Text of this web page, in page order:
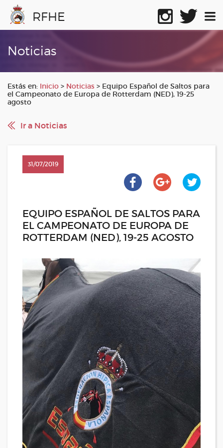
RFHE
Noticias
Estás en: Inicio > Noticias > Equipo Español de Saltos para
el Campeonato de Europa de Rotterdam (NED), 19-25
agosto
Ir a Noticias
31/07/2019
EQUIPO ESPAÑOL DE SALTOS PARA
EL CAMPEONATO DE EUROPA DE
ROTTERDAM (NED), 19-25 AGOSTO